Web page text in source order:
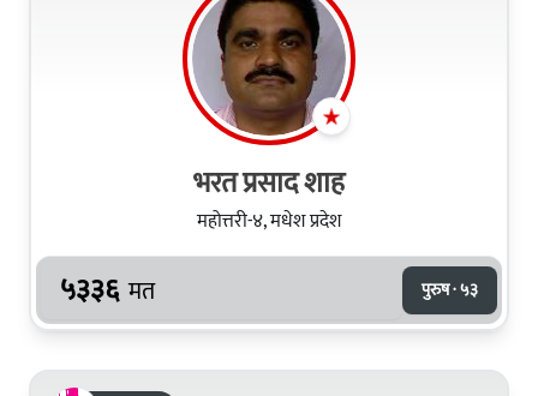
भरत प्रसाद शाह
महोत्तरी-४, मधेश प्रदेश
५३३६ मत पुरुष · ५३